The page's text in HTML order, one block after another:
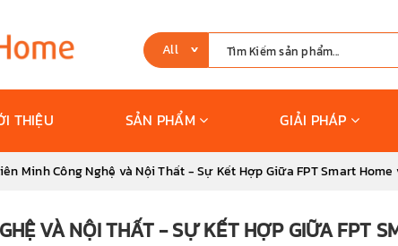
THIỆU SẢN PHẨM GIẢI PHÁP
Minh Công Nghệ và Nội Thất - Sự Kết Hợp Giữa FPT Smart Home
VÀ NỘI THẤT - SỰ KẾT HỢP GIỮA FPT